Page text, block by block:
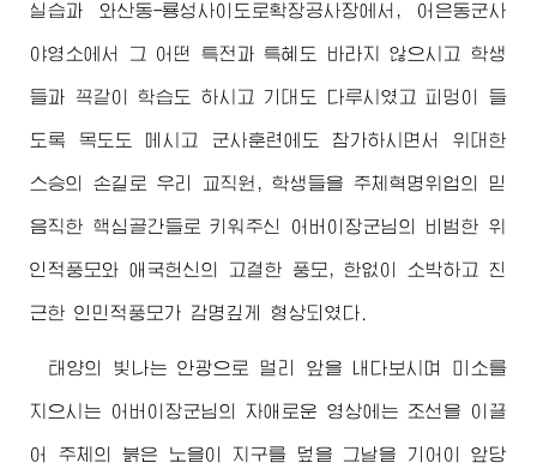
실습과 와산동-룡성사이도로확장공사장에서, 어은동군사
야영소에서 그 어떤 특전과 특혜도 바라지 않으시고 학생
들과 꼭같이 학습도 하시고 기대도 다루시였고 피멍이 들
도록 목도도 메시고 군사훈련에도 참가하시면서 위대한
스승의 손길로 우리 교직원, 학생들을 주체혁명위업의 믿
음직한 핵심골간들로 키워주신 어버이장군님 의 비범한 위
인적풍모와 애국헌신의 고결한 풍모, 한없이 소박하고 친
근한 인민적풍모가 감명깊게 형상되였다.
태양의 빛나는 안광으로 멀리 앞을 내다보시며 미소를
지으시는 어버이장군님 의 자애로운 영상에는 조선을 이끌
어 주체의 붉은 노을이 지구를 덮을 그날을 기어이 앞당